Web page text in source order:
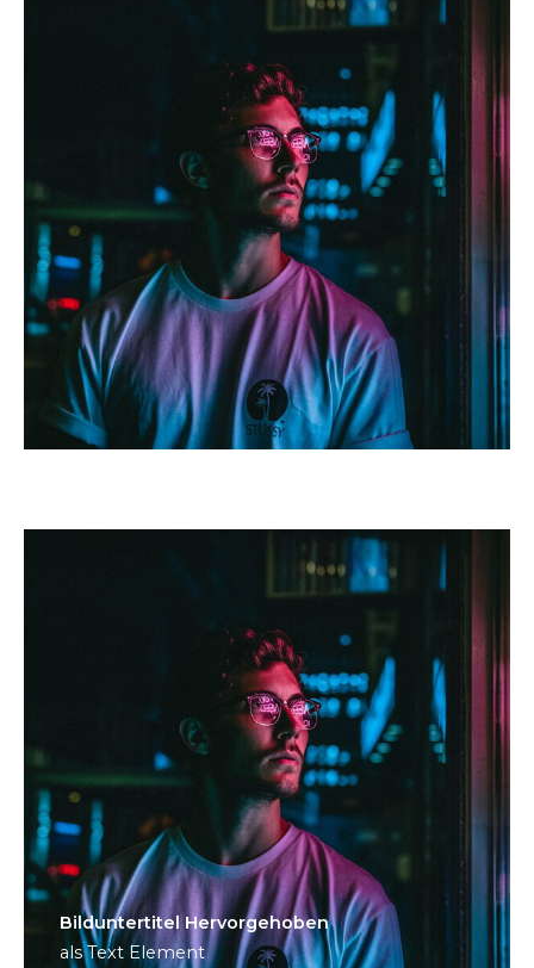
Bild­unter­titel Hervorgehoben
als Text Element